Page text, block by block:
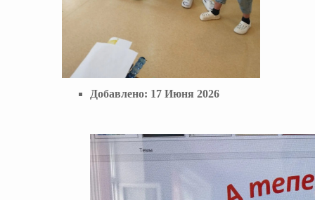
Добавлено: 17 Июня 2026